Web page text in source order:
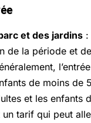
et des jardins :
de la période et
de moins de
et les enfants
un tarif qui peut